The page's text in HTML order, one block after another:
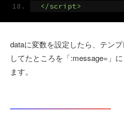
</script>
dataに変数を設定したら、テン
してたところを「:message=」
ます。